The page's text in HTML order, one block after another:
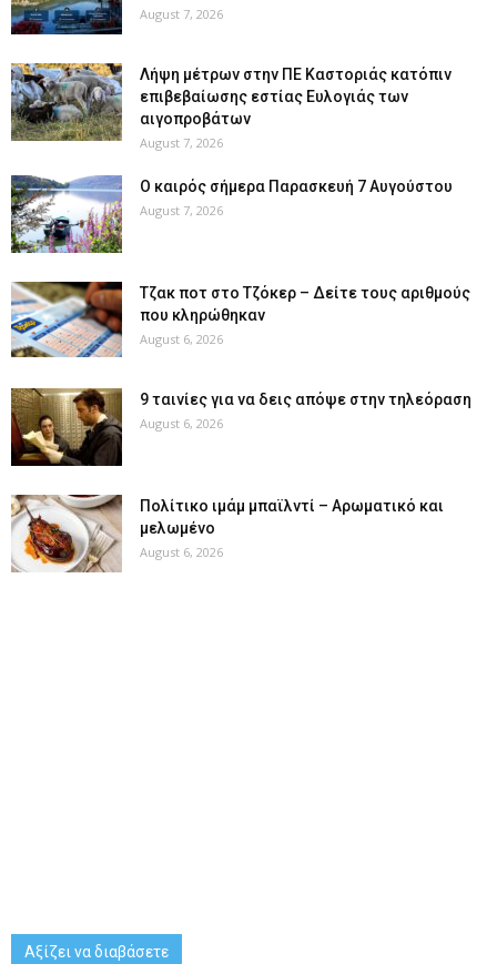
August 7, 2026
Λήψη μέτρων στην ΠΕ Καστοριάς κατόπιν
επιβεβαίωσης εστίας Ευλογιάς των
αιγοπροβάτων
August 7, 2026
Ο καιρός σήμερα Παρασκευή 7 Αυγούστου
August 7, 2026
Tζακ ποτ στο Τζόκερ – Δείτε τους αριθμούς
που κληρώθηκαν
August 6, 2026
9 ταινίες για να δεις απόψε στην τηλεόραση
August 6, 2026
Πολίτικο ιμάμ μπαϊλντί – Αρωματικό και
μελωμένο
August 6, 2026
Αξίζει να διαβάσετε